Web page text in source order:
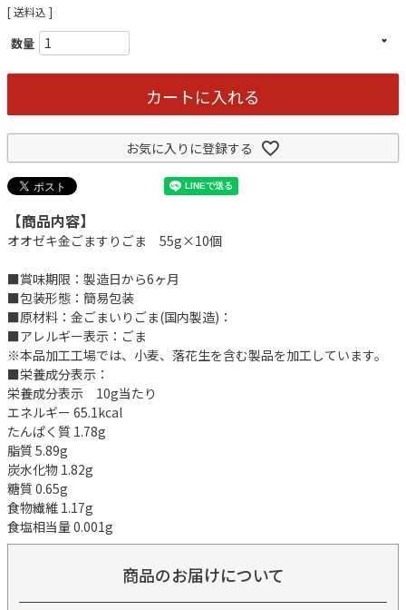
送料込
カートに入れる
お気に入りに登録する
【商品内容】
オオゼキ金ごますりごま 55g×10個
■賞味期限：製造日から6ヶ月
■包装形態：簡易包装
■原材料：金ごまいりごま(国内製造)：
■アレルギー表示：ごま
※本品加工工場では、小麦、落花生を含む製品を加工しています。
■栄養成分表示：
栄養成分表示 10g当たり
エネルギー 65.1kcal
たんぱく質 1.78g
脂質 5.89g
炭水化物 1.82g
糖質 0.65g
食物繊維 1.17g
食塩相当量 0.001g
商品のお届けについて